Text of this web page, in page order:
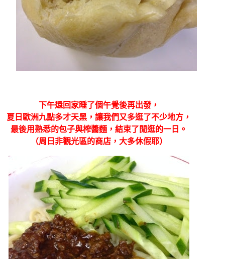
下午還回家睡了個午覺後再出發，
夏日歐洲九點多才天黑，讓我們又多逛了不少地方，
最後用熟悉的包子與榨醬麵，結束了閒逛的一日。
（周日非觀光區的商店，大多休假耶）